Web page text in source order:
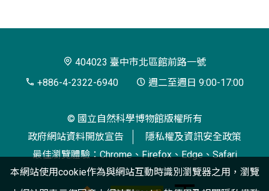
博
閱
404023 臺中市北區館前路一號
+886-4-2322-6940
週二至週日 9:00-17:00
© 國立自然科學博物館版權所有
政府網站資料開放宣告
隱私權及資訊安全政策
最佳瀏覽體驗：Chrome、Firefox、Edge、Safari
本網站使用cookie作為與網站互動時識別瀏覽器之用，瀏覽